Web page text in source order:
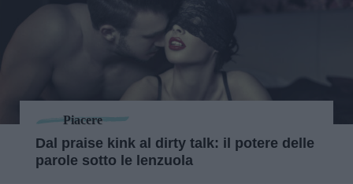
Piacere
Dal praise kink al dirty talk: il potere delle
parole sotto le lenzuola